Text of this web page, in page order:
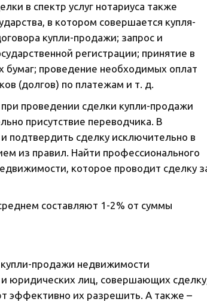
в спектр услуг нотариуса также
в котором совершается купля-
купли-продажи; запрос и
регистрации; принятие в
бумаг; проведение необходимых оплат
(долгов) по платежам и т. д.
проведении сделки купли-продажи
присутствие переводчика. В
подтвердить сделку исключительно в
из правил. Найти профессионального
которое проводит сделку
составляют 1-2% от суммы
продажи недвижимости
и юридических лиц, совершающих
эффективно их разрешить. А также –